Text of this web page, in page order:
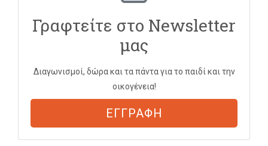
Γραφτείτε στο Newsletter
μας
Διαγωνισμοί, δώρα και τα πάντα για το παιδί και την
οικογένεια!
ΕΓΓΡΑΦΗ